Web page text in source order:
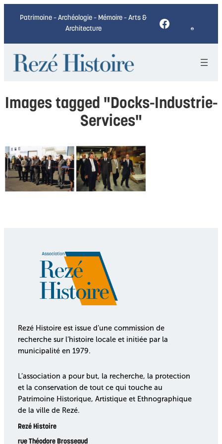
Patrimoine – Archéologie – Mémoire – Arts &
Architecture
Facebook
Images tagged "Docks-Industrie-
Services"
Rezé Histoire est issue d’une commission de
recherche sur l’histoire locale et initiée par la
municipalité en 1979.
L’association a pour but, la recherche, la protection
et la conservation de tout ce qui touche au
Patrimoine Historique, Artistique et Ethnographique
de la ville de Rezé.
Rezé Histoire
rue Théodore Brosseaud